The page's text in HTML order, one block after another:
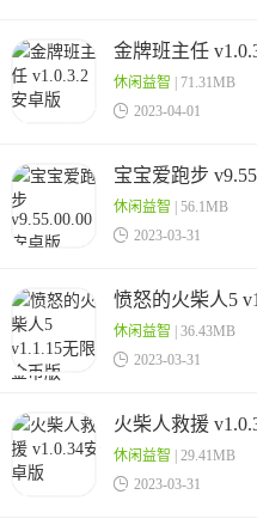
金牌班主任
休闲益智 | 71.31MB
 2023-04-01
宝宝爱跑步
休闲益智 | 56.1MB
 2023-03-31
愤怒的火柴人5
休闲益智 | 36.43MB
 2023-03-31
火柴人救援
休闲益智 | 29.41MB
 2023-03-31